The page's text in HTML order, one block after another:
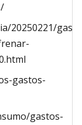
20250221/
gastos-
gastos-